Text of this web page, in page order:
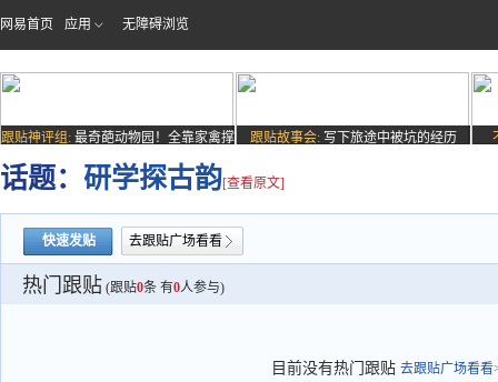
网易首页 应用 无障碍浏览
跟贴神评组: 最奇葩动物园！全靠家禽撑
场子
跟贴故事会: 写下旅途中被坑的经历
话题： 研学探古韵[查看原文]
快速发贴 去跟贴广场看看
热门跟贴 (跟贴0条 有0人参与)
目前没有热门跟贴 去跟贴广场看看